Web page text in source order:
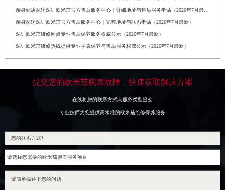
亲身到店探访深圳欧米茄官方售后服务中心｜详细地址与售后服务电话（2026年7月最新）
亲身探访深圳欧米茄官方售后服务中心｜完整地址与联系电话（2026年7月最新）
深圳欧米茄维修网点专业售后保养服务权威公示（2026年7月最新）
深圳欧米茄维修热线提供专业手表保养与售后服务权威公示（2026年7月最新）
提交您的欧米茄腕表故障，快速获取解决方案
在线将您的联系方式与服务类型提交
专业技师为您提供高水准的欧米茄维修保养服务